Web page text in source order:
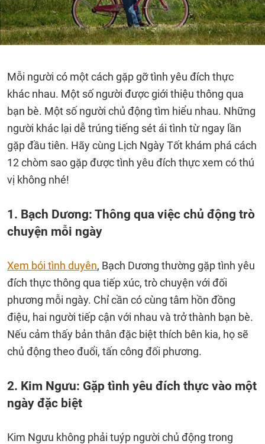
Mỗi người có một cách gặp gỡ tình yêu đích thực
khác nhau. Một số người được giới thiệu thông qua
bạn bè. Một số người chủ động tìm hiểu nhau. Những
người khác lại dễ trúng tiếng sét ái tình từ ngay lần
gặp đầu tiên. Hãy cùng Lịch Ngày Tốt khám phá cách
12 chòm sao gặp được tình yêu đích thực xem có thú
vị không nhé!
1. Bạch Dương: Thông qua việc chủ động trò
chuyện mỗi ngày
Xem bói tình duyên, Bạch Dương thường gặp tình yêu
đích thực thông qua tiếp xúc, trò chuyện với đối
phương mỗi ngày. Chỉ cần có cùng tâm hồn đồng
điệu, hai người tiếp cận với nhau và trở thành bạn bè.
Nếu cảm thấy bản thân đặc biệt thích bên kia, họ sẽ
chủ động theo đuổi, tấn công đối phương.
2. Kim Ngưu: Gặp tình yêu đích thực vào một
ngày đặc biệt
Kim Ngưu không phải tuýp người chủ động trong